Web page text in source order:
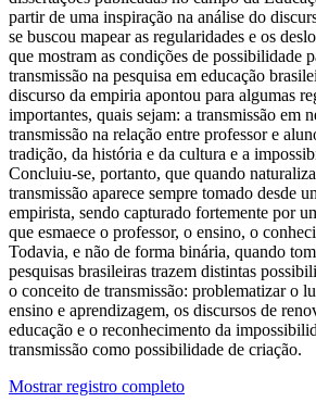
partir de uma inspiração na análise do
se buscou mapear as regularidades e os
que mostram as condições de possibilidade
transmissão na pesquisa em educação
discurso da empiria apontou para algumas
importantes, quais sejam: a transmissão em
transmissão na relação entre professor e
tradição, da história e da cultura e a
Concluiu-se, portanto, que quando
transmissão aparece sempre tomado desde
empirista, sendo capturado fortemente por
que esmaece o professor, o ensino, o
Todavia, e não de forma binária, quando
pesquisas brasileiras trazem distintas
o conceito de transmissão: problematizar o
ensino e aprendizagem, os discursos de
educação e o reconhecimento da
transmissão como possibilidade de criação.
Mostrar registro completo